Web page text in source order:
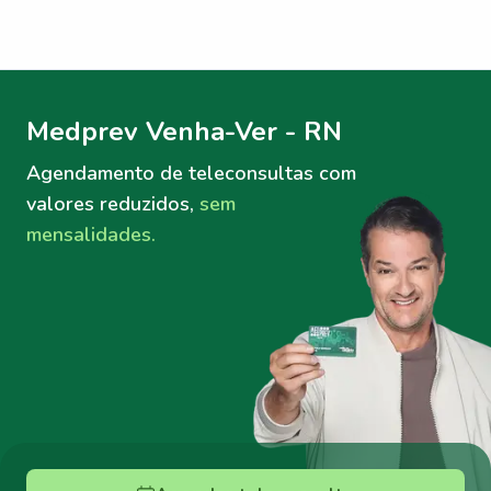
Medprev Venha-Ver - RN
Agendamento de teleconsultas com
valores reduzidos, sem
mensalidades.